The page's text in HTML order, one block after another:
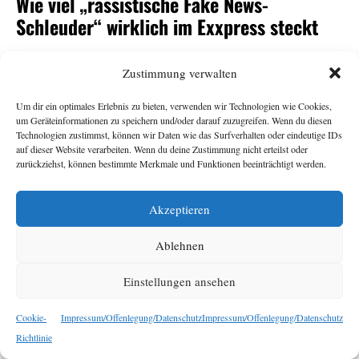
Zustimmung verwalten
Um dir ein optimales Erlebnis zu bieten, verwenden wir Technologien wie Cookies,
um Geräteinformationen zu speichern und/oder darauf zuzugreifen. Wenn du diesen
Technologien zustimmst, können wir Daten wie das Surfverhalten oder eindeutige IDs
auf dieser Website verarbeiten. Wenn du deine Zustimmung nicht erteilst oder
zurückziehst, können bestimmte Merkmale und Funktionen beeinträchtigt werden.
Akzeptieren
Ablehnen
Einstellungen ansehen
Cookie-
Richtlinie
Impressum/Offenlegung/DatenschutzImpressum/Offenlegung/Datenschutz
Schleuder“ wirklich im Exxpress steckt
11. Juni 2026
Exxpress-Herausgeberin Eva Schütz war eine von vielen
Überraschungskandidat:innen für denORF-
Generalsposten. Armin Wolf tat auf der Plattform Bluesky
seine Ratlosigkeit über ihre Nominierung durch den
Stiftungsrat kund und bezeichnete denExxpressals„rechte,
rassistische Fake News-Schleuder“. Das sorgte für
Empörung, vor allem beimExxpress. Dabei sollte der
Redaktion ihr eigener Umgang mit Falschnachrichten und